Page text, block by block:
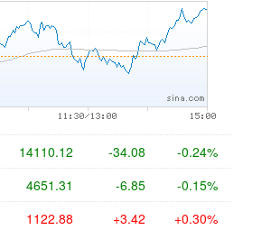
14110.12 -34.08 -0.24%
4651.31 -6.85 -0.15%
1122.88 +3.42 +0.30%